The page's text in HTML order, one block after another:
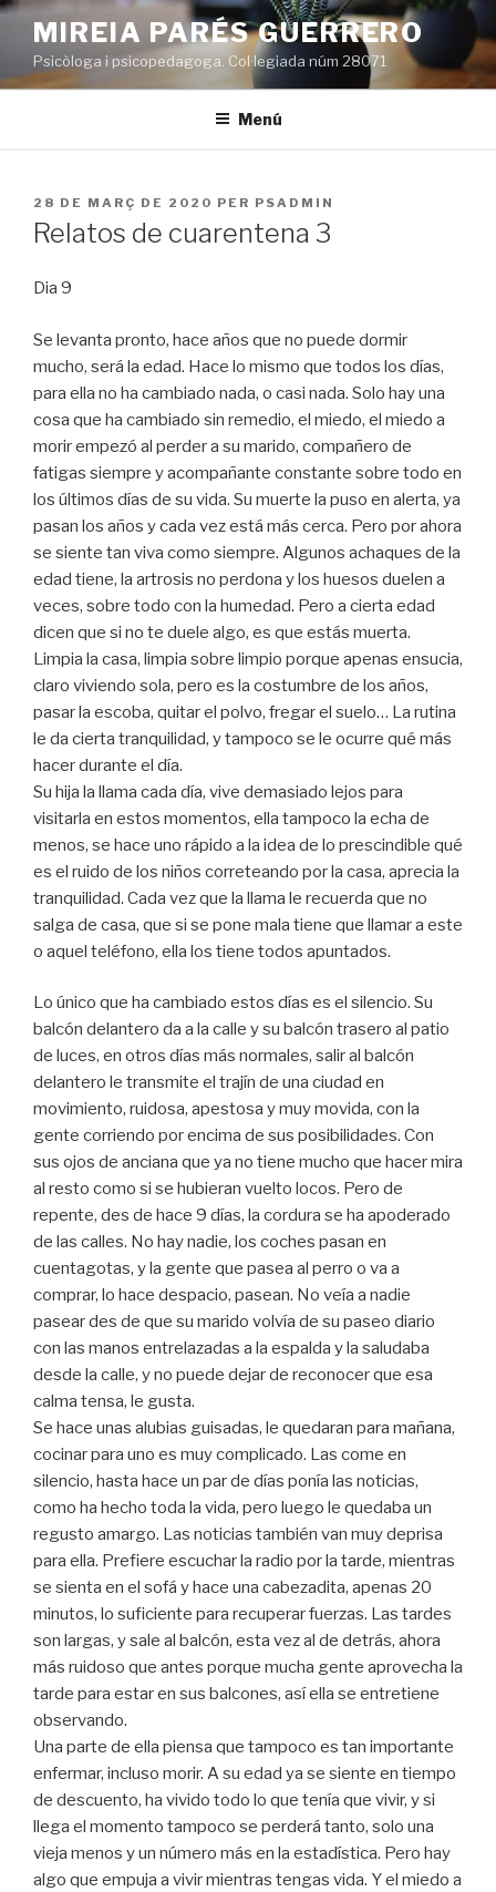
Vés
contingut
MIREIA PARÉS GUERRERO
Psicòloga i psicopedagoga. Col·legiada núm 28071
Menú
PUBLICAT
A
28 DE MARÇ DE 2020 PER PSADMIN
Relatos de cuarentena 3
Dia 9
Se levanta pronto, hace años que no puede dormir
mucho, será la edad. Hace lo mismo que todos los días,
para ella no ha cambiado nada, o casi nada. Solo hay una
cosa que ha cambiado sin remedio, el miedo, el miedo a
morir empezó al perder a su marido, compañero de
fatigas siempre y acompañante constante sobre todo en
los últimos días de su vida. Su muerte la puso en alerta, ya
pasan los años y cada vez está más cerca. Pero por ahora
se siente tan viva como siempre. Algunos achaques de la
edad tiene, la artrosis no perdona y los huesos duelen a
veces, sobre todo con la humedad. Pero a cierta edad
dicen que si no te duele algo, es que estás muerta.
Limpia la casa, limpia sobre limpio porque apenas ensucia,
claro viviendo sola, pero es la costumbre de los años,
pasar la escoba, quitar el polvo, fregar el suelo… La rutina
le da cierta tranquilidad, y tampoco se le ocurre qué más
hacer durante el día.
Su hija la llama cada día, vive demasiado lejos para
visitarla en estos momentos, ella tampoco la echa de
menos, se hace uno rápido a la idea de lo prescindible qué
es el ruido de los niños correteando por la casa, aprecia la
tranquilidad. Cada vez que la llama le recuerda que no
salga de casa, que si se pone mala tiene que llamar a este
o aquel teléfono, ella los tiene todos apuntados.
Lo único que ha cambiado estos días es el silencio. Su
balcón delantero da a la calle y su balcón trasero al patio
de luces, en otros días más normales, salir al balcón
delantero le transmite el trajín de una ciudad en
movimiento, ruidosa, apestosa y muy movida, con la
gente corriendo por encima de sus posibilidades. Con
sus ojos de anciana que ya no tiene mucho que hacer mira
al resto como si se hubieran vuelto locos. Pero de
repente, des de hace 9 días, la cordura se ha apoderado
de las calles. No hay nadie, los coches pasan en
cuentagotas, y la gente que pasea al perro o va a
comprar, lo hace despacio, pasean. No veía a nadie
pasear des de que su marido volvía de su paseo diario
con las manos entrelazadas a la espalda y la saludaba
desde la calle, y no puede dejar de reconocer que esa
calma tensa, le gusta.
Se hace unas alubias guisadas, le quedaran para mañana,
cocinar para uno es muy complicado. Las come en
silencio, hasta hace un par de días ponía las noticias,
como ha hecho toda la vida, pero luego le quedaba un
regusto amargo. Las noticias también van muy deprisa
para ella. Prefiere escuchar la radio por la tarde, mientras
se sienta en el sofá y hace una cabezadita, apenas 20
minutos, lo suficiente para recuperar fuerzas. Las tardes
son largas, y sale al balcón, esta vez al de detrás, ahora
más ruidoso que antes porque mucha gente aprovecha la
tarde para estar en sus balcones, así ella se entretiene
observando.
Una parte de ella piensa que tampoco es tan importante
enfermar, incluso morir. A su edad ya se siente en tiempo
de descuento, ha vivido todo lo que tenía que vivir, y si
llega el momento tampoco se perderá tanto, solo una
vieja menos y un número más en la estadística. Pero hay
algo que empuja a vivir mientras tengas vida. Y el miedo a